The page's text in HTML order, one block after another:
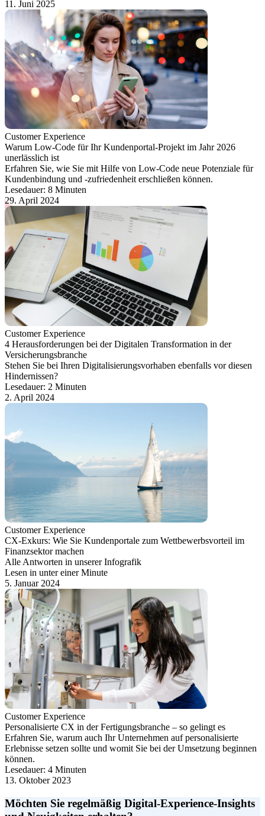
11. Juni 2025
Customer Experience
Warum Low-Code für Ihr Kundenportal-Projekt im Jahr 2026
unerlässlich ist
Erfahren Sie, wie Sie mit Hilfe von Low-Code neue Potenziale für
Kundenbindung und -zufriedenheit erschließen können.
Lesedauer: 8 Minuten
29. April 2024
Customer Experience
4 Herausforderungen bei der Digitalen Transformation in der
Versicherungsbranche
Stehen Sie bei Ihren Digitalisierungsvorhaben ebenfalls vor diesen
Hindernissen?
Lesedauer: 2 Minuten
2. April 2024
Customer Experience
CX-Exkurs: Wie Sie Kundenportale zum Wettbewerbsvorteil im
Finanzsektor machen
Alle Antworten in unserer Infografik
Lesen in unter einer Minute
5. Januar 2024
Customer Experience
Personalisierte CX in der Fertigungsbranche – so gelingt es
Erfahren Sie, warum auch Ihr Unternehmen auf personalisierte
Erlebnisse setzen sollte und womit Sie bei der Umsetzung beginnen
können.
Lesedauer: 4 Minuten
13. Oktober 2023
Möchten Sie regelmäßig Digital-Experience-Insights